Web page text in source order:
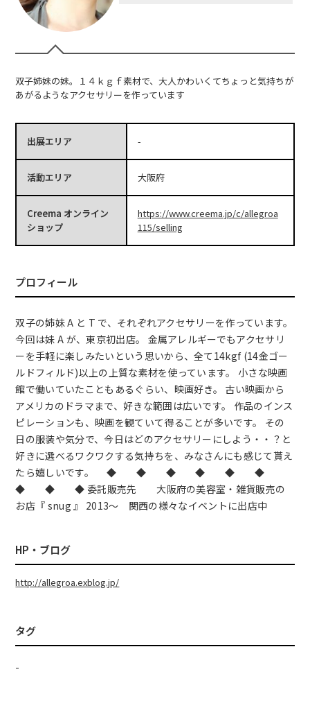
双子姉妹の妹。１４ｋｇｆ素材で、大人かわいくてちょっと気持ちが
あがるようなアクセサリーを作っています
出展エリア -
活動エリア 大阪府
Creema オンライン
ショップ
https://www.creema.jp/c/allegroa
115/selling
プロフィール
双子の姉妹 A と T で、それぞれアクセサリーを作っています。
今回は妹 A が、東京初出店。 金属アレルギーでもアクセサリ
ーを手軽に楽しみたいという思いから、全て14kgf (14金ゴー
ルドフィルド)以上の上質な素材を使っています。 小さな映画
館で働いていたこともあるぐらい、映画好き。 古い映画から
アメリカのドラマまで、好きな範囲は広いです。 作品のインス
ピレーションも、映画を観ていて得ることが多いです。 その
日の服装や気分で、今日はどのアクセサリーにしよう・・？と
好きに選べるワクワクする気持ちを、みなさんにも感じて貰え
たら嬉しいです。 ◆ ◆ ◆ ◆ ◆ ◆
◆ ◆ ◆ 委託販売先 大阪府の美容室・雑貨販売の
お店『 snug 』 2013～ 関西の様々なイベントに出店中
HP・ブログ
http://allegroa.exblog.jp/
タグ
-